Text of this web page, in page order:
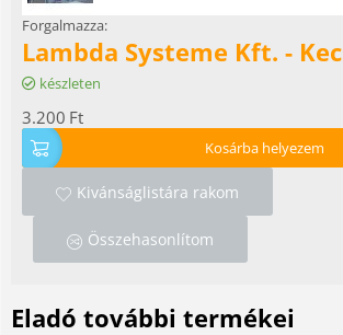
Forgalmazza:
Lambda Systeme Kft. -
készleten
3.200 Ft
Kosárba helyezem
Kivánságlistára rakom
Összehasonlítom
Eladó további termékei